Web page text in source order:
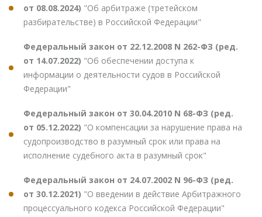
от 08.08.2024) "Об арбитраже (третейском
разбирательстве) в Российской Федерации"
Федеральный закон от 22.12.2008 N 262-ФЗ (ред.
от 14.07.2022) "Об обеспечении доступа к
информации о деятельности судов в Российской
Федерации"
Федеральный закон от 30.04.2010 N 68-ФЗ (ред.
от 05.12.2022) "О компенсации за нарушение права на
судопроизводство в разумный срок или права на
исполнение судебного акта в разумный срок"
Федеральный закон от 24.07.2002 N 96-ФЗ (ред.
от 30.12.2021) "О введении в действие Арбитражного
процессуального кодекса Российской Федерации"